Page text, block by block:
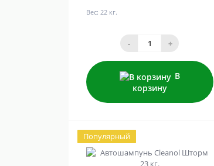
Вес: 22 кг.
- +
В
корзину
Популярный